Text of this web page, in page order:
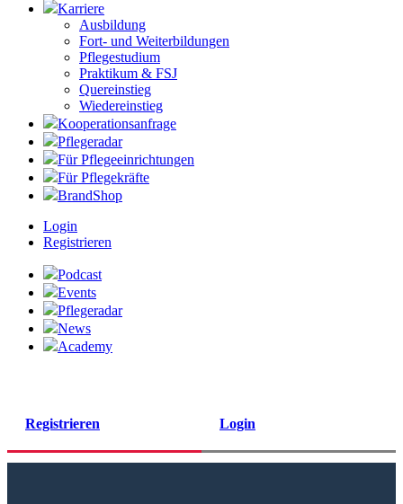
Karriere
Ausbildung
Fort- und Weiterbildungen
Pflegestudium
Praktikum & FSJ
Quereinstieg
Wiedereinstieg
Kooperationsanfrage
Pflegeradar
Für Pflegeeinrichtungen
Für Pflegekräfte
BrandShop
Login
Registrieren
Podcast
Events
Pflegeradar
News
Academy
Registrieren Login